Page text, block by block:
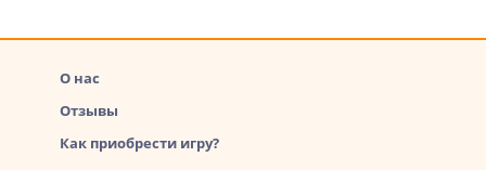
О нас
Отзывы
Как приобрести игру?